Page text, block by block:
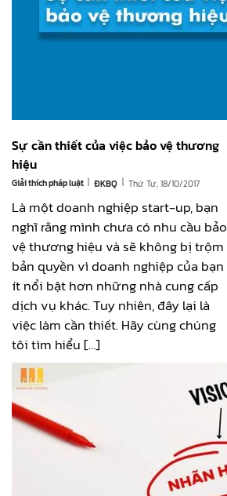
Sự cần thiết của việc bảo vệ thương
hiệu
Giải thích pháp luật | ĐKBQ | Thứ Tư, 18/10/2017
Là một doanh nghiệp start-up, bạn
nghĩ rằng mình chưa có nhu cầu bảo
vệ thương hiệu và sẽ không bị trộm
bản quyền vì doanh nghiệp của bạn
ít nổi bật hơn những nhà cung cấp
dịch vụ khác. Tuy nhiên, đây lại là
việc làm cần thiết. Hãy cùng chúng
tôi tìm hiểu […]